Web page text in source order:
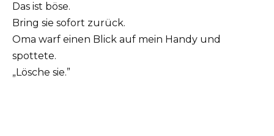
Das ist böse.
Bring sie sofort zurück.
Oma warf einen Blick auf mein Handy und
spottete.
„Lösche sie.”